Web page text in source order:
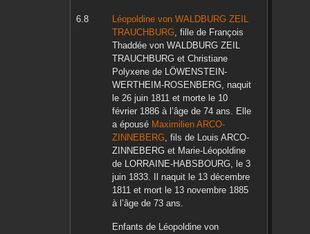
Léopoldinevon WALDBURG ZEIL
TRAUCHBURG, fille de François
Thaddéevon WALDBURG ZEIL
TRAUCHBURGet Christiane
Polyxenede LÖWENSTEIN-
WERTHEIM-ROSENBERG, naquit
le 26 juin 1811et morte le 10
février 1886à l’âge de 74 ans. Elle
a épousé MaximilienARCO-
ZINNEBERG, fils de Louis ARCO-
ZINNEBERGet Marie-Léopoldine
de LORRAINE-HABSBOURG, le 3
juin 1833. Il naquit le 13 décembre
1811et mort le 13 novembre 1885
à l’âge de 73 ans.
Enfants de Léopoldinevon